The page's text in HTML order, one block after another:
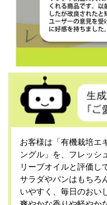
お客様は「有機栽培エ
ングル」を、フレッシ
リーブオイルと評価し
サラダやパンはもちろ
いやすく、毎日のおい